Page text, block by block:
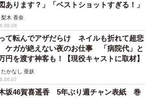
あります？」「ベストショットすぎる！」
梨木 香奈
て転んでアザだらけ ネイルも折れて超悲
ガが絶えない夜のお仕事 「病院代」と
円を渡す神客も！【現役キャストに取材】
たかなし 亜妖
坂46賀喜遥香 5年ぶり週チャン表紙 巻